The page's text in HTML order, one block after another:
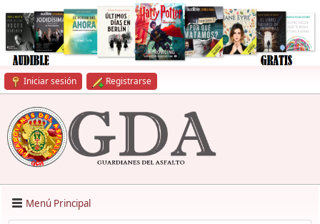
Iniciar sesión Registrarse
Menú Principal